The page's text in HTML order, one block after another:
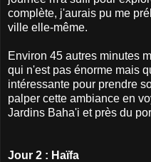
complète, j'aurais pu me
ville elle-même.
Environ 45 autres minutes
qui n'est pas énorme mais
intéressante pour prendre
palper cette ambiance en
Jardins Baha'i et près du
Jour 2 : Haïfa